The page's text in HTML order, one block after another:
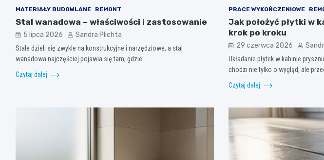
MATERIAŁY BUDOWLANE REMONT
Stal wanadowa – właściwości i zastosowanie
5 lipca 2026 Sandra Plichta
Stale dzieli się zwykle na konstrukcyjne i narzędziowe, a stal
wanadowa najczęściej pojawia się tam, gdzie…
Czytaj dalej
PRACE WYKOŃCZENIOWE
Jak położyć płytki w
krok po kroku
29 czerwca 2026
Układanie płytek w kabinie
chodzi nie tylko o wygląd, ale
Czytaj dalej